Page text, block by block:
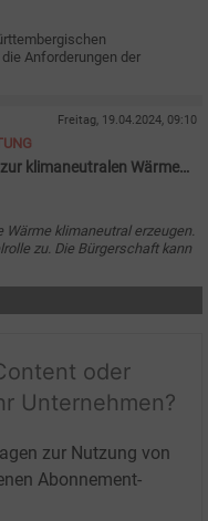
Anforderungen der
Freitag, 19.04.2024, 09:10
klimaneutralen Wärme
klimaneutral erzeugen.
zu. Die Bürgerschaft kann
oder
Unternehmen?
zur Nutzung von
Abonnement-